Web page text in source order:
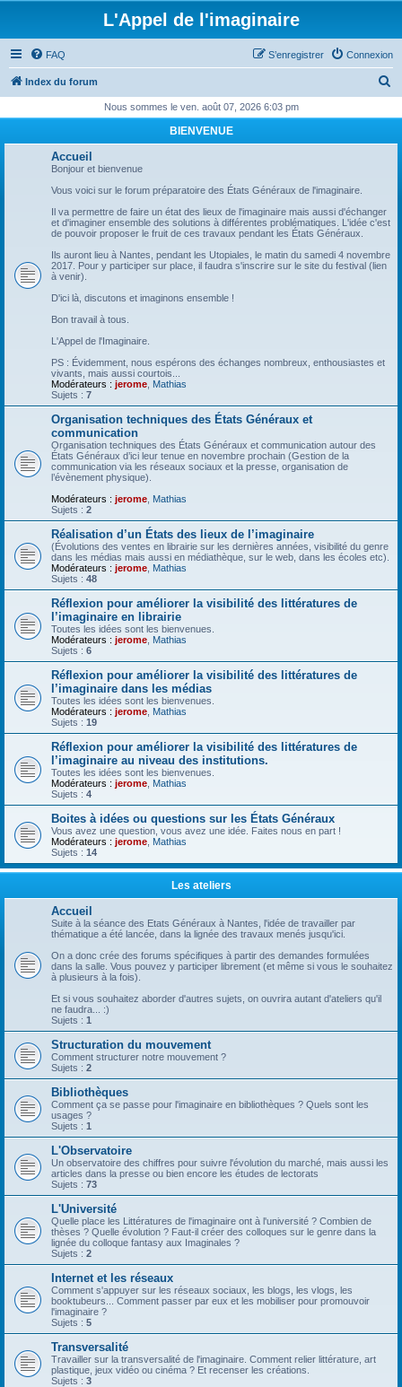
L'Appel de l'imaginaire
FAQ Connexion
S’enregistrer
Index du forum
h
Nous sommes le ven. août 07, 2026 6:03 pm
BIENVENUE
Accueil
Bonjour et bienvenue
Vous voici sur le forum préparatoire des États Généraux de l'imaginaire.
Il va permettre de faire un état des lieux de l'imaginaire mais aussi d'échanger
et d'imaginer ensemble des solutions à différentes problématiques. L'idée c'est
de pouvoir proposer le fruit de ces travaux pendant les États Généraux.
Ils auront lieu à Nantes, pendant les Utopiales, le matin du samedi 4 novembre
2017. Pour y participer sur place, il faudra s'inscrire sur le site du festival (lien
à venir).
D'ici là, discutons et imaginons ensemble !
Bon travail à tous.
L'Appel de l'Imaginaire.
PS : Évidemment, nous espérons des échanges nombreux, enthousiastes et
vivants, mais aussi courtois...
Modérateurs : jerome Mathias
Sujets : 7
Organisation techniques des États Généraux et
communication
Organisation techniques des États Généraux et communication autour des
États Généraux d’ici leur tenue en novembre prochain (Gestion de la
communication via les réseaux sociaux et la presse, organisation de
l’évènement physique).
Modérateurs : jerome Mathias
Sujets : 2
Réalisation d’un États des lieux de l’imaginaire
(Évolutions des ventes en librairie sur les dernières années, visibilité du genre
dans les médias mais aussi en médiathèque, sur le web, dans les écoles etc).
Modérateurs : jerome Mathias
Sujets : 48
Réflexion pour améliorer la visibilité des littératures de
l’imaginaire en librairie
Toutes les idées sont les bienvenues.
Modérateurs : jerome Mathias
Sujets : 6
Réflexion pour améliorer la visibilité des littératures de
l’imaginaire dans les médias
Toutes les idées sont les bienvenues.
Modérateurs : jerome Mathias
Sujets : 19
Réflexion pour améliorer la visibilité des littératures de
l’imaginaire au niveau des institutions.
Toutes les idées sont les bienvenues.
Modérateurs : jerome Mathias
Sujets : 4
Boites à idées ou questions sur les États Généraux
Vous avez une question, vous avez une idée. Faites nous en part !
Modérateurs : jerome Mathias
Sujets : 14
Les ateliers
Accueil
Suite à la séance des Etats Généraux à Nantes, l'idée de travailler par
thématique a été lancée, dans la lignée des travaux menés jusqu'ici.
On a donc crée des forums spécifiques à partir des demandes formulées
dans la salle. Vous pouvez y participer librement (et même si vous le souhaitez
à plusieurs à la fois).
Et si vous souhaitez aborder d'autres sujets, on ouvrira autant d'ateliers qu'il
ne faudra... :)
Sujets : 1
Structuration du mouvement
Comment structurer notre mouvement ?
Sujets : 2
Bibliothèques
Comment ça se passe pour l'imaginaire en bibliothèques ? Quels sont les
usages ?
Sujets : 1
L'Observatoire
Un observatoire des chiffres pour suivre l'évolution du marché, mais aussi les
articles dans la presse ou bien encore les études de lectorats
Sujets : 73
L'Université
Quelle place les Littératures de l'imaginaire ont à l'université ? Combien de
thèses ? Quelle évolution ? Faut-il créer des colloques sur le genre dans la
lignée du colloque fantasy aux Imaginales ?
Sujets : 2
Internet et les réseaux
Comment s'appuyer sur les réseaux sociaux, les blogs, les vlogs, les
booktubeurs... Comment passer par eux et les mobiliser pour promouvoir
l'imaginaire ?
Sujets : 5
Transversalité
Travailler sur la transversalité de l'imaginaire. Comment relier littérature, art
plastique, jeux vidéo ou cinéma ? Et recenser les créations.
Sujets : 3